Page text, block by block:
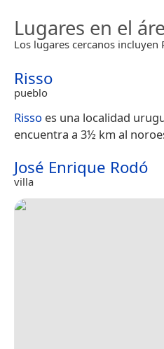
Lugares en el
Los lugares cercanos incluyen
Risso
pueblo
Risso es una localidad
encuentra a 3½ km al
José Enrique Rodó
villa